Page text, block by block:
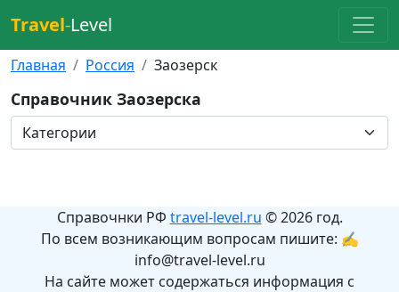
Travel-Level
Главная Россия Заозерск
Справочник Заозерска
Справочнки РФ travel-level.ru © 2026 год.
По всем возникающим вопросам пишите: ✍
info@travel-level.ru
На сайте может содержаться информация с